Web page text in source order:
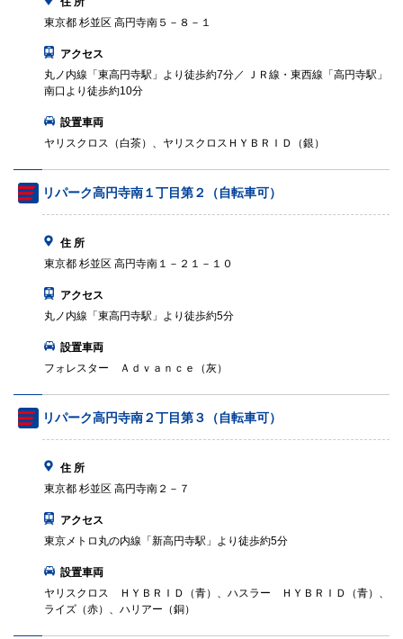
東京都 杉並区 高円寺南５－８－１
アクセス
丸ノ内線「東高円寺駅」より徒歩約7分／ ＪＲ線・東西線「高円寺駅」
南口より徒歩約10分
設置車両
ヤリスクロス（白茶）、ヤリスクロスＨＹＢＲＩＤ（銀）
リパーク高円寺南１丁目第２（自転車可）
住 所
東京都 杉並区 高円寺南１－２１－１０
アクセス
丸ノ内線「東高円寺駅」より徒歩約5分
設置車両
フォレスター Ａｄｖａｎｃｅ（灰）
リパーク高円寺南２丁目第３（自転車可）
住 所
東京都 杉並区 高円寺南２－７
アクセス
東京メトロ丸の内線「新高円寺駅」より徒歩約5分
設置車両
ヤリスクロス ＨＹＢＲＩＤ（青）、ハスラー ＨＹＢＲＩＤ（青）、
ライズ（赤）、ハリアー（銅）